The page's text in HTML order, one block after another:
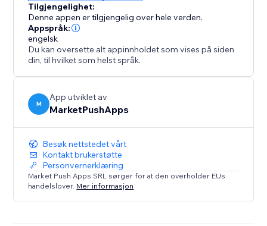
Tilgjengelighet:
Denne appen er tilgjengelig over hele verden.
Appspråk:
engelsk
Du kan oversette alt appinnholdet som vises på siden
din, til hvilket som helst språk.
M
App utviklet av
MarketPushApps
Besøk nettstedet vårt
Kontakt brukerstøtte
Personvernerklæring
Market Push Apps SRL sørger for at den overholder EUs
handelslover. Mer informasjon